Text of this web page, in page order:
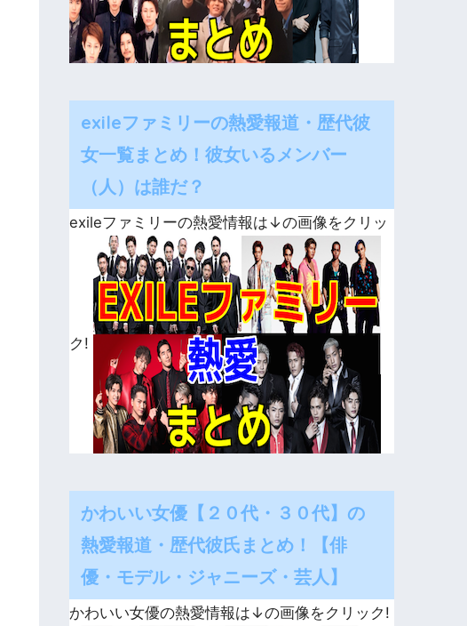
exileファミリーの熱愛報道・歴代彼
女一覧まとめ！彼女いるメンバー
（人）は誰だ？
exileファミリーの熱愛情報は↓の画像をクリッ
ク!
かわいい女優【２０代・３０代】の
熱愛報道・歴代彼氏まとめ！【俳
優・モデル・ジャニーズ・芸人】
かわいい女優の熱愛情報は↓の画像をクリック!